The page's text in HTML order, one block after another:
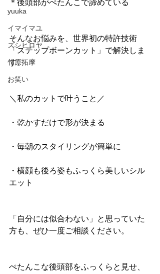
yuuka
イマイマユ
ズシヒロヤ
竹原拓摩
お笑い
＊後頭部がぺたんこで諦めている
そんなお悩みを、世界初の特許技術
「ステップボーンカット」で解決しま
す。
＼私のカットで叶うこと／
・乾かすだけで形が決まる
・毎朝のスタイリングが簡単に
・横顔も後ろ姿もふっくら美しいシル
エット
「自分には似合わない」と思っていた
方も、ぜひ一度ご相談ください。
ぺたんこな後頭部をふっくらと見せ、